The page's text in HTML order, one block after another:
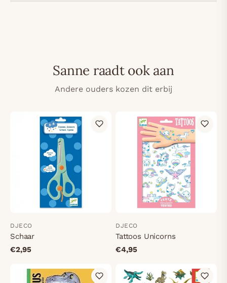
Sanne raadt ook aan
Andere ouders kozen dit erbij
DJECO
Schaar
€2,95
DJECO
Tattoos Unicorns
€4,95